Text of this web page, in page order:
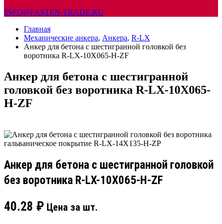
INFO@FASTEN-TRADE.RU
Главная
Механические анкера, Анкера, R-LX
Анкер для бетона с шестигранной головкой без
воротника R-LX-10X065-H-ZF
Анкер для бетона с шестигранной
головкой без воротника R-LX-10X065-
H-ZF
Анкер для бетона с шестигранной головкой
без воротника R-LX-10X065-H-ZF
40.28 ₽ Цена за шт.